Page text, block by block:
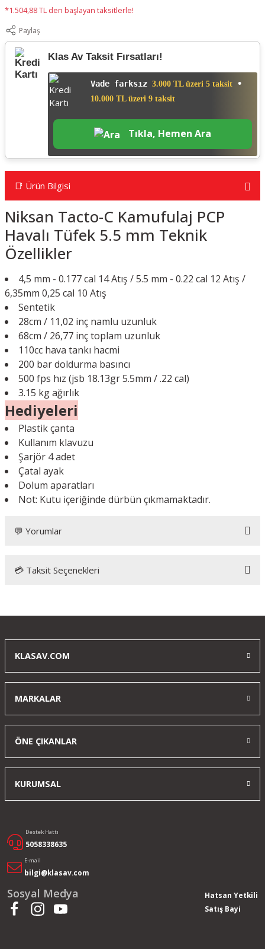
*1.504,88 TL den başlayan taksitlerle!
Paylaş
Klas Av Taksit Fırsatları!
Vade farksız 3.000 TL üzeri 5 taksit •
10.000 TL üzeri 9 taksit
Tıkla, Hemen Ara
📑 Ürün Bilgisi
Niksan Tacto-C Kamufulaj PCP
Havalı Tüfek 5.5 mm Teknik
Özellikler
4,5 mm - 0.177 cal 14 Atış / 5.5 mm - 0.22 cal 12 Atış /
6,35mm 0,25 cal 10 Atış
Sentetik
28cm / 11,02 inç namlu uzunluk
68cm / 26,77 inç toplam uzunluk
110cc hava tankı hacmi
200 bar doldurma basıncı
500 fps hız (jsb 18.13gr 5.5mm / .22 cal)
3.15 kg ağırlık
Hediyeleri
Plastik çanta
Kullanım klavuzu
Şarjör 4 adet
Çatal ayak
Dolum aparatları
Not: Kutu içeriğinde dürbün çıkmamaktadır.
💬 Yorumlar
Bu ürüne ilk yorumu siz yapın!
💳 Taksit Seçenekleri
KLASAV.COM
MARKALAR
ÖNE ÇIKANLAR
KURUMSAL
Destek Hattı
5058338635
E-mail
bilgi@klasav.com
Sosyal Medya
Hatsan Yetkili
Satış Bayi